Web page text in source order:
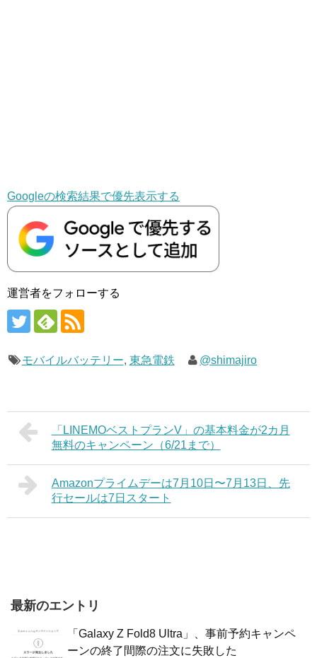
Googleの検索結果で優先表示する
運営者をフォローする
モバイルバッテリー, 東急電鉄 @shimajiro
「LINEMOベストプランV」の基本料金が2カ月
無料のキャンペーン（6/21まで）
Amazonプライムデーは7月10日〜7月13日、先
行セールは7日スタート
最新のエントリ
「Galaxy Z Fold8 Ultra」、事前予約キャンペ
ーンの終了間際の注文に失敗した